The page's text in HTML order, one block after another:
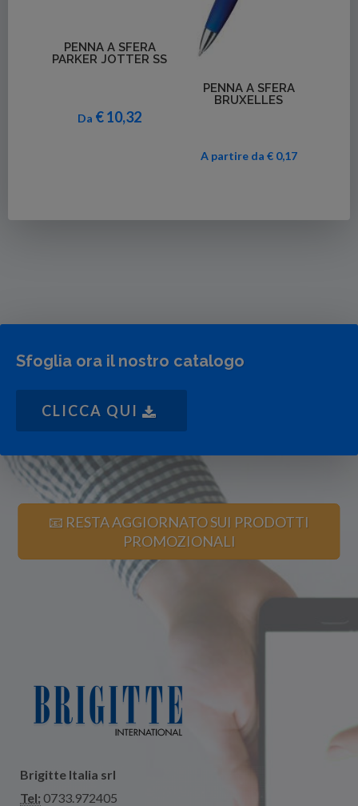
Dettagli
PENNA A SFERA
PARKER JOTTER SS
Da € 10,32
Dettagli
PENNA A SFERA
BRUXELLES
A partire da € 0,17
Sfoglia ora il nostro catalogo
CLICCA QUI
📧 RESTA AGGIORNATO SUI PRODOTTI
PROMOZIONALI
Brigitte Italia srl
Tel: 0733.972405